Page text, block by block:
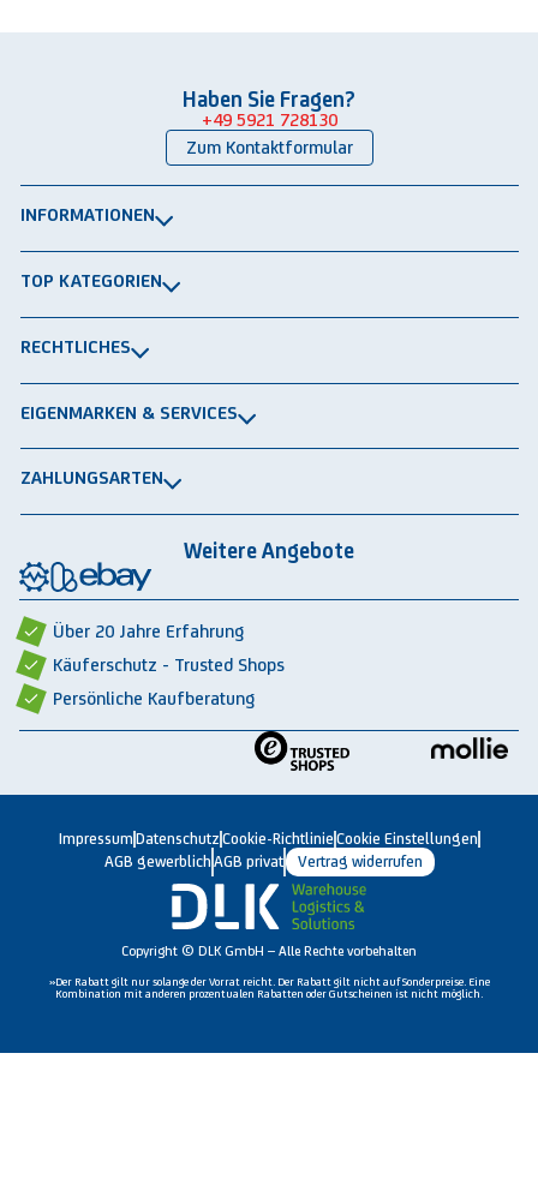
Haben Sie Fragen?
+49 5921 728130
Zum Kontaktformular
INFORMATIONEN
Newsletter
TOP KATEGORIEN
Schwerlastregale
Rammschutz
Lagerbehälten
RECHTLICHES
Datenschutz
AGB gewerblich
Cookie-Einstellungen
EIGENMARKEN & SERVICES
GRAVITRAIL
Integrationspartner
Rückbauten & Ankauf gebrauchter Lagertechnik
ZAHLUNGSARTEN
Über 20 Jahre Erfahrung
Käuferschutz - Trusted Shops
Persönliche Kaufberatung
Weitere Angebote
Impressum Datenschutz Cookie-Richtlinie Cookie Einstellungen
AGB gewerblich AGB privat Vertrag widerrufen
Copyright © DLK GmbH – Alle Rechte vorbehalten
»Der Rabatt gilt nur solange der Vorrat reicht. Der Rabatt gilt nicht auf Sonderpreise. Eine
Kombination mit anderen prozentualen Rabatten oder Gutscheinen ist nicht möglich.